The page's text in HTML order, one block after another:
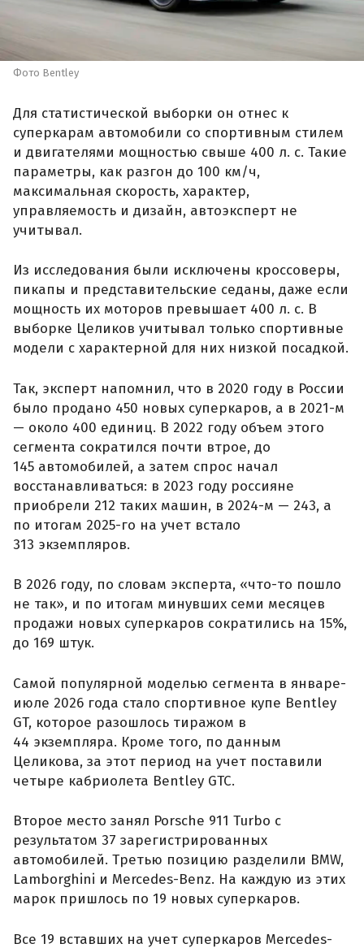
Фото Bentley
Для статистической выборки он отнес к
суперкарам автомобили со спортивным стилем
и двигателями мощностью свыше 400 л. с. Такие
параметры, как разгон до 100 км/ч,
максимальная скорость, характер,
управляемость и дизайн, автоэксперт не
учитывал.
Из исследования были исключены кроссоверы,
пикапы и представительские седаны, даже если
мощность их моторов превышает 400 л. с. В
выборке Целиков учитывал только спортивные
модели с характерной для них низкой посадкой.
Так, эксперт напомнил, что в 2020 году в России
было продано 450 новых суперкаров, а в 2021-м
— около 400 единиц. В 2022 году объем этого
сегмента сократился почти втрое, до
145 автомобилей, а затем спрос начал
восстанавливаться: в 2023 году россияне
приобрели 212 таких машин, в 2024-м — 243, а
по итогам 2025-го на учет встало
313 экземпляров.
В 2026 году, по словам эксперта, «что-то пошло
не так», и по итогам минувших семи месяцев
продажи новых суперкаров сократились на 15%,
до 169 штук.
Самой популярной моделью сегмента в январе-
июле 2026 года стало спортивное купе Bentley
GT, которое разошлось тиражом в
44 экземпляра. Кроме того, по данным
Целикова, за этот период на учет поставили
четыре кабриолета Bentley GTC.
Второе место занял Porsche 911 Turbo с
результатом 37 зарегистрированных
автомобилей. Третью позицию разделили BMW,
Lamborghini и Mercedes-Benz. На каждую из этих
марок пришлось по 19 новых суперкаров.
Все 19 вставших на учет суперкаров Mercedes-